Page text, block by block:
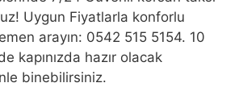
Uygun Fiyatlarla konforlu
arayın: 0542 515 5154. 10
kapınızda hazır olacak
binebilirsiniz.